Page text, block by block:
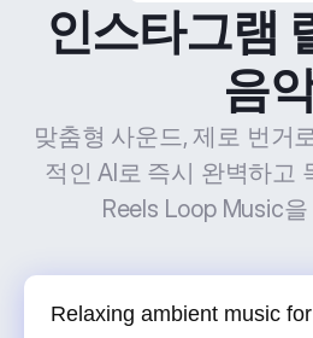
인스타그램
음
맞춤형 사운드, 제로 번거
적인 AI로 즉시 완벽하고
Reels Loop Music